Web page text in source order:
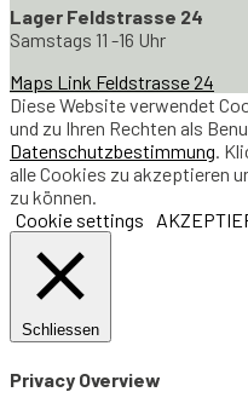
Lager Feldstrasse 24
Samstags 11 -16 Uhr
Maps Link Feldstrasse 24
Diese Website verwendet
und zu Ihren Rechten als
Datenschutzbestimmung.
alle Cookies zu akzeptieren
zu können.
Cookie settings
Schliessen
Privacy Overview